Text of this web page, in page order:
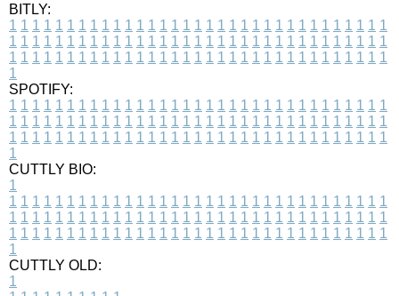
BITLY:
1 1 1 1 1 1 1 1 1 1 1 1 1 1 1 1 1 1 1 1 1 1 1 1 1 1 1 1 1 1 1 1 1
1 1 1 1 1 1 1 1 1 1 1 1 1 1 1 1 1 1 1 1 1 1 1 1 1 1 1 1 1 1 1 1 1
1 1 1 1 1 1 1 1 1 1 1 1 1 1 1 1 1 1 1 1 1 1 1 1 1 1 1 1 1 1 1 1 1
1
SPOTIFY:
1 1 1 1 1 1 1 1 1 1 1 1 1 1 1 1 1 1 1 1 1 1 1 1 1 1 1 1 1 1 1 1 1
1 1 1 1 1 1 1 1 1 1 1 1 1 1 1 1 1 1 1 1 1 1 1 1 1 1 1 1 1 1 1 1 1
1 1 1 1 1 1 1 1 1 1 1 1 1 1 1 1 1 1 1 1 1 1 1 1 1 1 1 1 1 1 1 1 1
1
CUTTLY BIO:
1
1 1 1 1 1 1 1 1 1 1 1 1 1 1 1 1 1 1 1 1 1 1 1 1 1 1 1 1 1 1 1 1 1
1 1 1 1 1 1 1 1 1 1 1 1 1 1 1 1 1 1 1 1 1 1 1 1 1 1 1 1 1 1 1 1 1
1 1 1 1 1 1 1 1 1 1 1 1 1 1 1 1 1 1 1 1 1 1 1 1 1 1 1 1 1 1 1 1 1
1
CUTTLY OLD:
1